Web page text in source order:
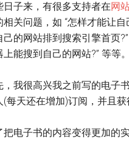
日子来，有很多支持者在网
相关问题，如 “怎样才能让
己的网站排到搜索引擎首页
上能搜到自己的网站?” 等等。
，我很高兴我之前写的电子书
(每天还在增加)订阅，并且获
把电子书的内容变得更加的